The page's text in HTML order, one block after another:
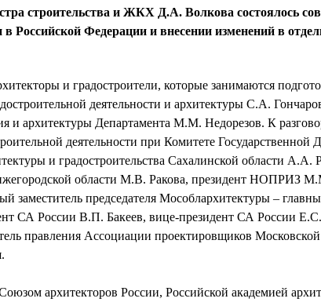
строительства и ЖКХ Д.А. Волкова состоялось
Российской Федерации и внесении изменений в
и градостроители, которые занимаются
деятельности и архитектуры С.А.
и архитектуры Департамента М.М. Недорезов. К
деятельности при Комитете Государственной
и градостроительства Сахалинской области А.А.
области М.В. Ракова, президент НОПРИЗ
председателя Мособлархитектуры –
СА России В.П. Бакеев, вице-президент СА России Е.С.
правления Ассоциации проектировщиков Московской
архитекторов России, Российской академией